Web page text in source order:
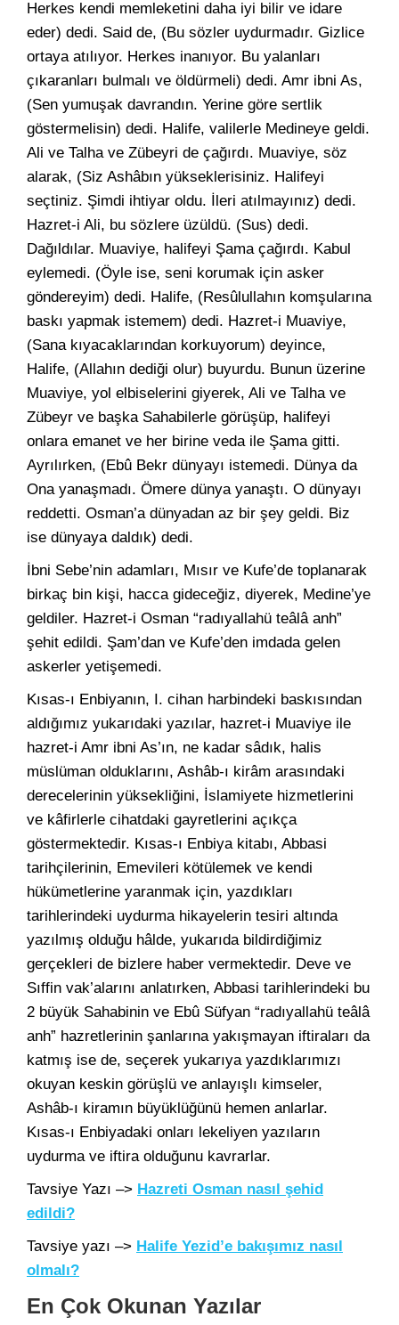
Herkes kendi memleketini daha iyi bilir ve idare
eder) dedi. Said de, (Bu sözler uydurmadır. Gizlice
ortaya atılıyor. Herkes inanıyor. Bu yalanları
çıkaranları bulmalı ve öldürmeli) dedi. Amr ibni As,
(Sen yumuşak davrandın. Yerine göre sertlik
göstermelisin) dedi. Halife, valilerle Medineye geldi.
Ali ve Talha ve Zübeyri de çağırdı. Muaviye, söz
alarak, (Siz Ashâbın yükseklerisiniz. Halifeyi
seçtiniz. Şimdi ihtiyar oldu. İleri atılmayınız) dedi.
Hazret-i Ali, bu sözlere üzüldü. (Sus) dedi.
Dağıldılar. Muaviye, halifeyi Şama çağırdı. Kabul
eylemedi. (Öyle ise, seni korumak için asker
göndereyim) dedi. Halife, (Resûlullahın komşularına
baskı yapmak istemem) dedi. Hazret-i Muaviye,
(Sana kıyacaklarından korkuyorum) deyince,
Halife, (Allahın dediği olur) buyurdu. Bunun üzerine
Muaviye, yol elbiselerini giyerek, Ali ve Talha ve
Zübeyr ve başka Sahabilerle görüşüp, halifeyi
onlara emanet ve her birine veda ile Şama gitti.
Ayrılırken, (Ebû Bekr dünyayı istemedi. Dünya da
Ona yanaşmadı. Ömere dünya yanaştı. O dünyayı
reddetti. Osman’a dünyadan az bir şey geldi. Biz
ise dünyaya daldık) dedi.
İbni Sebe’nin adamları, Mısır ve Kufe’de toplanarak
birkaç bin kişi, hacca gideceğiz, diyerek, Medine’ye
geldiler. Hazret-i Osman “radıyallahü teâlâ anh”
şehit edildi. Şam’dan ve Kufe’den imdada gelen
askerler yetişemedi.
Kısas-ı Enbiyanın, I. cihan harbindeki baskısından
aldığımız yukarıdaki yazılar, hazret-i Muaviye ile
hazret-i Amr ibni As’ın, ne kadar sâdık, halis
müslüman olduklarını, Ashâb-ı kirâm arasındaki
derecelerinin yüksekliğini, İslamiyete hizmetlerini
ve kâfirlerle cihatdaki gayretlerini açıkça
göstermektedir. Kısas-ı Enbiya kitabı, Abbasi
tarihçilerinin, Emevileri kötülemek ve kendi
hükümetlerine yaranmak için, yazdıkları
tarihlerindeki uydurma hikayelerin tesiri altında
yazılmış olduğu hâlde, yukarıda bildirdiğimiz
gerçekleri de bizlere haber vermektedir. Deve ve
Sıffin vak’alarını anlatırken, Abbasi tarihlerindeki bu
2 büyük Sahabinin ve Ebû Süfyan “radıyallahü teâlâ
anh” hazretlerinin şanlarına yakışmayan iftiraları da
katmış ise de, seçerek yukarıya yazdıklarımızı
okuyan keskin görüşlü ve anlayışlı kimseler,
Ashâb-ı kiramın büyüklüğünü hemen anlarlar.
Kısas-ı Enbiyadaki onları lekeliyen yazıların
uydurma ve iftira olduğunu kavrarlar.
Tavsiye Yazı –> Hazreti Osman nasıl şehid
edildi?
Tavsiye yazı –> Halife Yezid’e bakışımız nasıl
olmalı?
En Çok Okunan Yazılar